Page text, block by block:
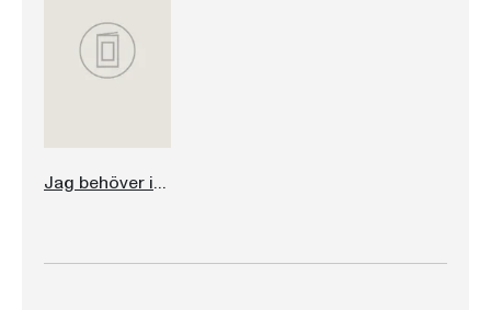
Jag behöver inte ha barn för att känna mig hel